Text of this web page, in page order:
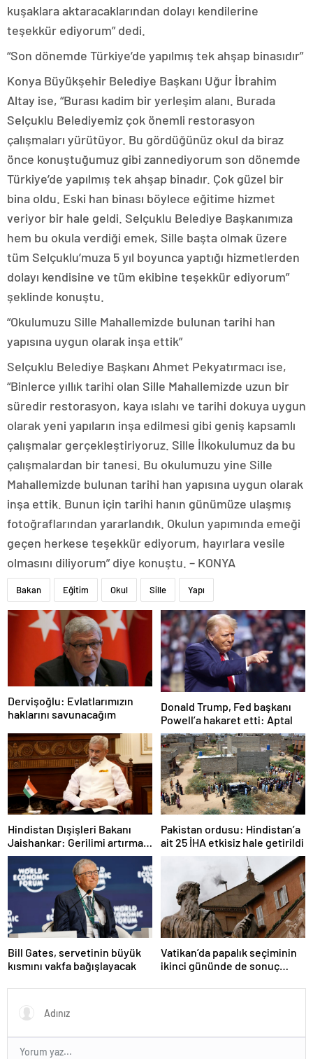
kuşaklara aktaracaklarından dolayı kendilerine
teşekkür ediyorum” dedi.
“Son dönemde Türkiye’de yapılmış tek ahşap binasıdır”
Konya Büyükşehir Belediye Başkanı Uğur İbrahim
Altay ise, “Burası kadim bir yerleşim alanı. Burada
Selçuklu Belediyemiz çok önemli restorasyon
çalışmaları yürütüyor. Bu gördüğünüz okul da biraz
önce konuştuğumuz gibi zannediyorum son dönemde
Türkiye’de yapılmış tek ahşap binadır. Çok güzel bir
bina oldu. Eski han binası böylece eğitime hizmet
veriyor bir hale geldi. Selçuklu Belediye Başkanımıza
hem bu okula verdiği emek, Sille başta olmak üzere
tüm Selçuklu’muza 5 yıl boyunca yaptığı hizmetlerden
dolayı kendisine ve tüm ekibine teşekkür ediyorum”
şeklinde konuştu.
“Okulumuzu Sille Mahallemizde bulunan tarihi han
yapısına uygun olarak inşa ettik”
Selçuklu Belediye Başkanı Ahmet Pekyatırmacı ise,
“Binlerce yıllık tarihi olan Sille Mahallemizde uzun bir
süredir restorasyon, kaya ıslahı ve tarihi dokuya uygun
olarak yeni yapıların inşa edilmesi gibi geniş kapsamlı
çalışmalar gerçekleştiriyoruz. Sille İlkokulumuz da bu
çalışmalardan bir tanesi. Bu okulumuzu yine Sille
Mahallemizde bulunan tarihi han yapısına uygun olarak
inşa ettik. Bunun için tarihi hanın günümüze ulaşmış
fotoğraflarından yararlandık. Okulun yapımında emeği
geçen herkese teşekkür ediyorum, hayırlara vesile
olmasını diliyorum” diye konuştu. – KONYA
Bakan Eğitim Okul Sille Yapı
Dervişoğlu: Evlatlarımızın
haklarını savunacağım
Donald Trump, Fed başkanı
Powell’a hakaret etti: Aptal
Hindistan Dışişleri Bakanı
Jaishankar: Gerilimi artırmak
gibi bir niyetimiz yok
Pakistan ordusu: Hindistan’a
ait 25 İHA etkisiz hale getirildi
Bill Gates, servetinin büyük
kısmını vakfa bağışlayacak
Vatikan’da papalık seçiminin
ikinci gününde de sonuç